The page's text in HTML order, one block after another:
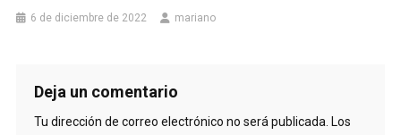
6 de diciembre de 2022 mariano
Deja un comentario
Tu dirección de correo electrónico no será publicada. Los